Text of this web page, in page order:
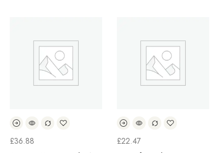
£36.88 £22.47